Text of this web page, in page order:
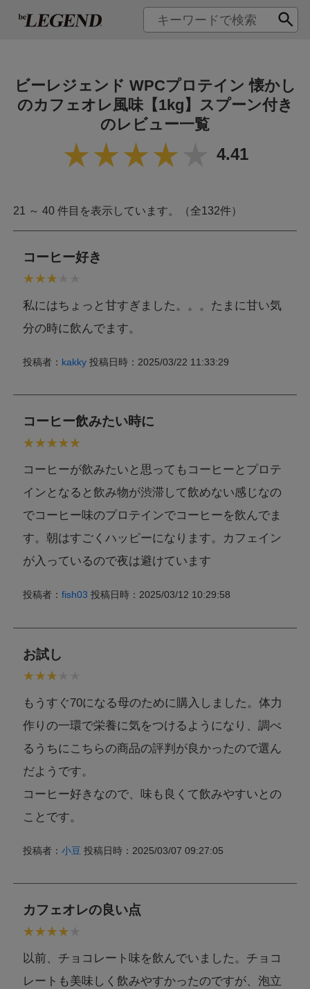
ビーレジェンド WPCプロテイン 懐かし
のカフェオレ風味【1kg】スプーン付き
のレビュー一覧
4.41
21 ～ 40 件目を表示しています。（全132件）
コーヒー好き
私にはちょっと甘すぎました。。。たまに甘い気
分の時に飲んでます。
投稿者： kakky 投稿日時：2025/03/22 11:33:29
コーヒー飲みたい時に
コーヒーが飲みたいと思ってもコーヒーとプロテ
インとなると飲み物が渋滞して飲めない感じなの
でコーヒー味のプロテインでコーヒーを飲んでま
す。朝はすごくハッピーになります。カフェイン
が入っているので夜は避けています
投稿者：fish03 投稿日時：2025/03/12 10:29:58
お試し
もうすぐ70になる母のために購入しました。体力
作りの一環で栄養に気をつけるようになり、調べ
るうちにこちらの商品の評判が良かったので選ん
だようです。
コーヒー好きなので、味も良くて飲みやすいとの
ことです。
投稿者：小豆 投稿日時：2025/03/07 09:27:05
カフェオレの良い点
以前、チョコレート味を飲んでいました。チョコ
レートも美味しく飲みやすかったのですが、泡立